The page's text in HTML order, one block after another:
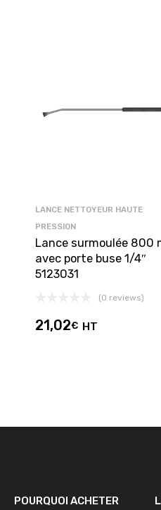
Ajouter au panier
LANCE NETTOYEUR HAUTE
PRESSION
Lance surmoulée 800
avec porte buse 1/4″
5123031
(0 reviews)
21,02€ HT
POURQUOI ACHETER